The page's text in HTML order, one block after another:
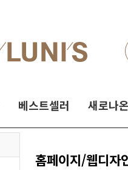
베스트셀러 새로나
홈페이지/웹디자